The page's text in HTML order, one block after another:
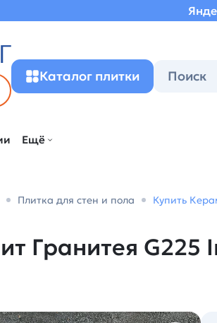
Каталог плитки
Ещё
Плитка для стен и пола Купить
Гранитея